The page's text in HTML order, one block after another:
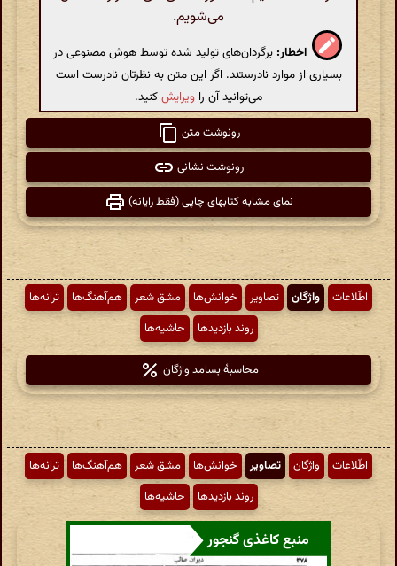
می‌شویم.
اخطار: برگردان‌های تولید شده توسط هوش مصنوعی در
بسیاری از موارد نادرستند. اگر این متن به نظرتان نادرست است
می‌توانید آن را ویرایشکنید.
رونوشت متن
رونوشت نشانی
نمای مشابه کتابهای چاپی (فقط رایانه)
اطّلاعات واژگان تصاویر خوانش‌ها مشق شعر هم‌آهنگ‌ها
ترانه‌ها
روند بازدیدها
حاشیه‌ها
محاسبهٔ بسامد واژگان
اطّلاعات واژگان تصاویر خوانش‌ها مشق شعر هم‌آهنگ‌ها
ترانه‌ها
روند بازدیدها
حاشیه‌ها
منبع کاغذی گنجور